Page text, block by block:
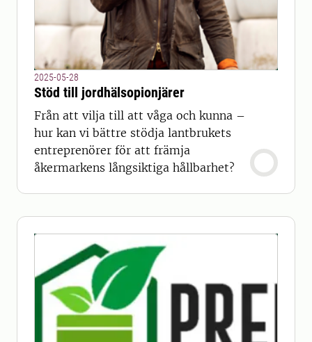
2025-05-28
Stöd till jordhälsopionjärer
Från att vilja till att våga och kunna –
hur kan vi bättre stödja lantbrukets
entreprenörer för att främja
åkermarkens långsiktiga hållbarhet?